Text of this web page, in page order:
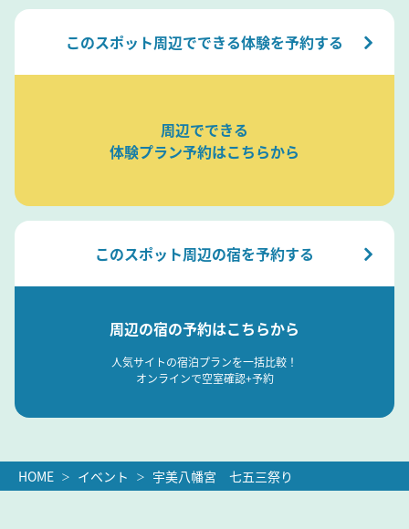
このスポット周辺でできる体験を予約する
周辺でできる
体験プラン予約はこちらから
このスポット周辺の宿を予約する
周辺の宿の予約はこちらから
人気サイトの宿泊プランを一括比較！
オンラインで空室確認+予約
HOME イベント 宇美八幡宮 七五三祭り